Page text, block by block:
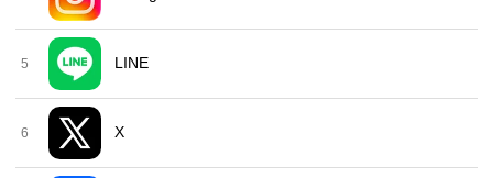
5 LINE
6 X